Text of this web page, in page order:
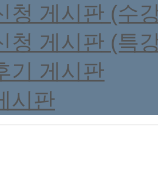
청 게시판 (수
청 게시판 (특
기 게시판
시판